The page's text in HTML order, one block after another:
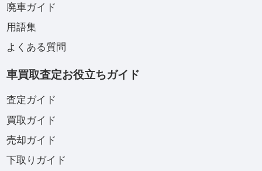
廃車ガイド
用語集
よくある質問
車買取査定お役立ちガイド
査定ガイド
買取ガイド
売却ガイド
下取りガイド